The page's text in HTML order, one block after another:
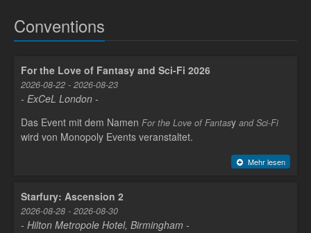
Conventions
For the Love of Fantasy and Sci-Fi 2026
2026-08-22 - 2026-08-23
- ExCeL London -
Das Event mit dem Namen For the Love of Fantasy and Sci-Fi
wird von Monopoly Events veranstaltet.
Mehr lesen
Starfury: Ascension 2
2026-08-28 - 2026-08-30
- Hilton Metropole Hotel, Birmingham -